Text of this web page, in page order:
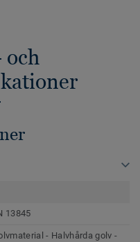
och
13845
- Halvhårda golv -